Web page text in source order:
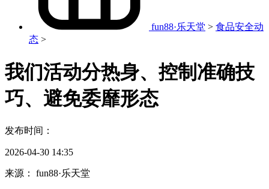
fun88·乐天堂 > 食品安全动
态 >
我们活动分热身、控制准确技
巧、避免委靡形态
发布时间：
2026-04-30 14:35
来源： fun88·乐天堂